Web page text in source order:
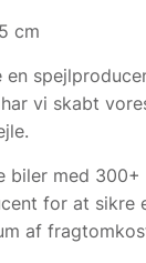
cm
en
vi skabt
biler med 300+
for at sikre
af